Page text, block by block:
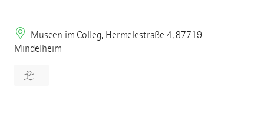
Museen im Colleg, Hermelestraße 4, 87719
Mindelheim